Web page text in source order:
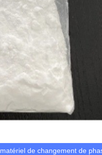
matériel de changement de